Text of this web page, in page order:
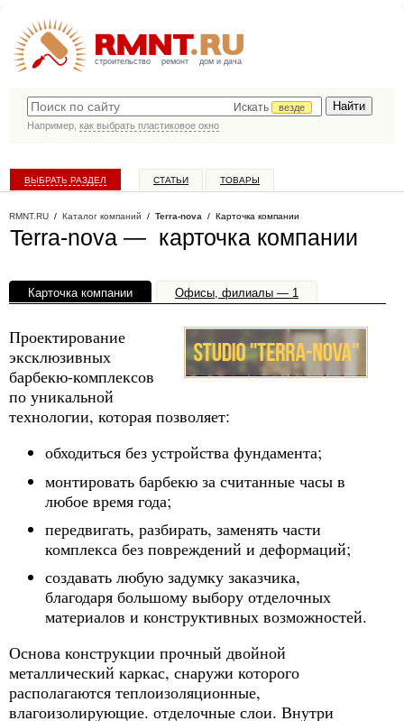
строительство ремонт дом и дача
Искать
везде
Например, как выбрать пластиковое окно
ВЫБРАТЬ РАЗДЕЛ СТАТЬИ ТОВАРЫ
RMNT.RU / Каталог компаний / Terra-nova / Карточка компании
Terra-nova — карточка компании
Карточка компании Офисы, филиалы — 1
Проектирование
эксклюзивных
барбекю-комплексов
по уникальной
технологии, которая позволяет:
обходиться без устройства фундамента;
монтировать барбекю за считанные часы в
любое время года;
передвигать, разбирать, заменять части
комплекса без повреждений и деформаций;
создавать любую задумку заказчика,
благодаря большому выбору отделочных
материалов и конструктивных возможностей.
Основа конструкции прочный двойной
металлический каркас, снаружи которого
располагаются теплоизоляционные,
влагоизолирующие. отделочные слои. Внутри